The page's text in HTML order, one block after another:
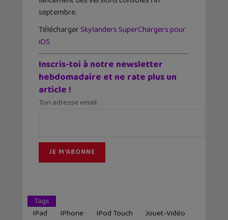
septembre.
TéléchargerSkylanders SuperChargers pour
iOS
Inscris-toi à notre newsletter
hebdomadaire et ne rate plus un
article !
Ton adresse email
Tags
IPad
IPhone IPod Touch
Jouet-Vidéo